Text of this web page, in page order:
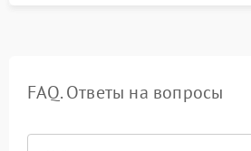
FAQ. Ответы на вопросы